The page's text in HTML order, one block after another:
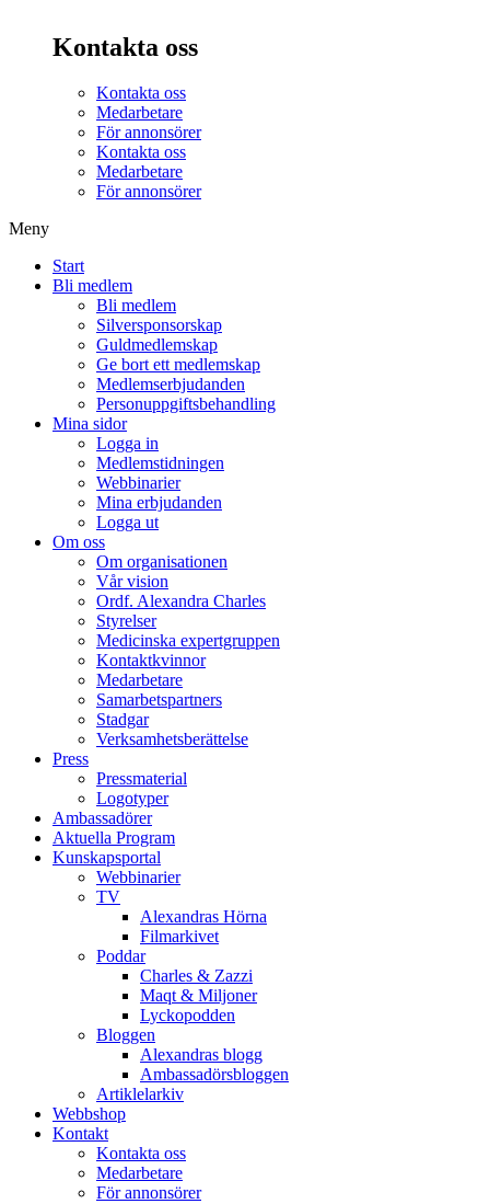
Kontakta oss
Kontakta oss
Medarbetare
För annonsörer
Kontakta oss
Medarbetare
För annonsörer
Meny
Start
Bli medlem
Bli medlem
Silversponsorskap
Guldmedlemskap
Ge bort ett medlemskap
Medlemserbjudanden
Personuppgiftsbehandling
Mina sidor
Logga in
Medlemstidningen
Webbinarier
Mina erbjudanden
Logga ut
Om oss
Om organisationen
Vår vision
Ordf. Alexandra Charles
Styrelser
Medicinska expertgruppen
Kontaktkvinnor
Medarbetare
Samarbetspartners
Stadgar
Verksamhetsberättelse
Press
Pressmaterial
Logotyper
Ambassadörer
Aktuella Program
Kunskapsportal
Webbinarier
TV
Alexandras Hörna
Filmarkivet
Poddar
Charles & Zazzi
Maqt & Miljoner
Lyckopodden
Bloggen
Alexandras blogg
Ambassadörsbloggen
Artiklelarkiv
Webbshop
Kontakt
Kontakta oss
Medarbetare
För annonsörer